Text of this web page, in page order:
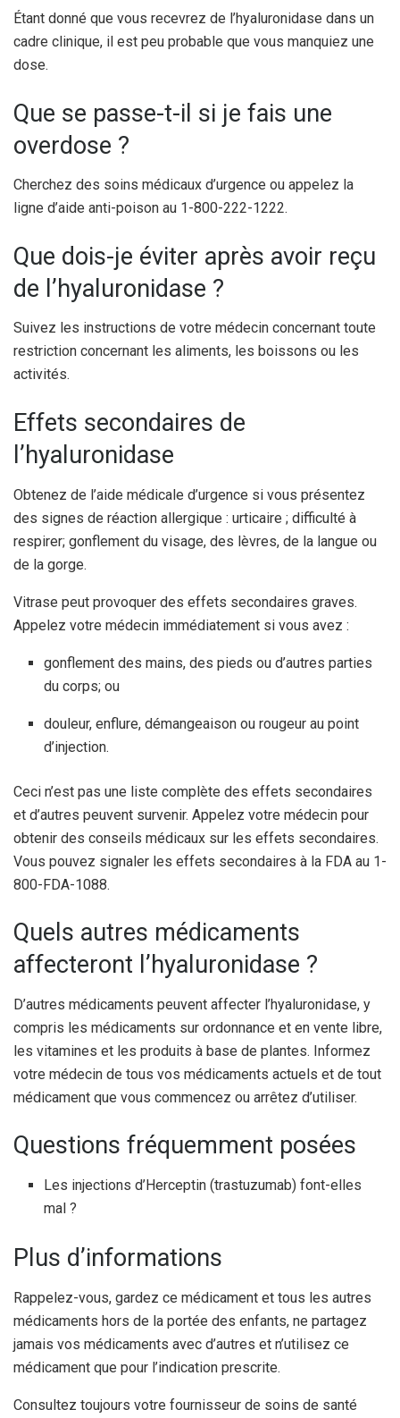
Étant donné que vous recevrez de l’hyaluronidase dans un
cadre clinique, il est peu probable que vous manquiez une
dose.
Que se passe-t-il si je fais une
overdose ?
Cherchez des soins médicaux d’urgence ou appelez la
ligne d’aide anti-poison au 1-800-222-1222.
Que dois-je éviter après avoir reçu
de l’hyaluronidase ?
Suivez les instructions de votre médecin concernant toute
restriction concernant les aliments, les boissons ou les
activités.
Effets secondaires de
l’hyaluronidase
Obtenez de l’aide médicale d’urgence si vous présentez
des signes de réaction allergique : urticaire ; difficulté à
respirer; gonflement du visage, des lèvres, de la langue ou
de la gorge.
Vitrase peut provoquer des effets secondaires graves.
Appelez votre médecin immédiatement si vous avez :
gonflement des mains, des pieds ou d’autres parties
du corps; ou
douleur, enflure, démangeaison ou rougeur au point
d’injection.
Ceci n’est pas une liste complète des effets secondaires
et d’autres peuvent survenir. Appelez votre médecin pour
obtenir des conseils médicaux sur les effets secondaires.
Vous pouvez signaler les effets secondaires à la FDA au 1-
800-FDA-1088.
Quels autres médicaments
affecteront l’hyaluronidase ?
D’autres médicaments peuvent affecter l’hyaluronidase, y
compris les médicaments sur ordonnance et en vente libre,
les vitamines et les produits à base de plantes. Informez
votre médecin de tous vos médicaments actuels et de tout
médicament que vous commencez ou arrêtez d’utiliser.
Questions fréquemment posées
Les injections d’Herceptin (trastuzumab) font-elles
mal ?
Plus d’informations
Rappelez-vous, gardez ce médicament et tous les autres
médicaments hors de la portée des enfants, ne partagez
jamais vos médicaments avec d’autres et n’utilisez ce
médicament que pour l’indication prescrite.
Consultez toujours votre fournisseur de soins de santé